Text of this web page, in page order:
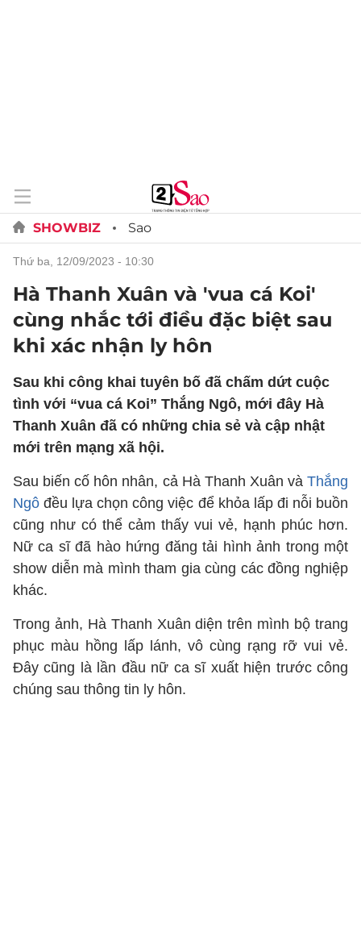
SHOWBIZ Sao
thứ ba, 12/09/2023 - 10:30
Hà Thanh Xuân và 'vua cá Koi'
cùng nhắc tới điều đặc biệt sau
khi xác nhận ly hôn
Sau khi công khai tuyên bố đã chấm dứt cuộc
tình với “vua cá Koi” Thắng Ngô, mới đây Hà
Thanh Xuân đã có những chia sẻ và cập nhật
mới trên mạng xã hội.
Sau biến cố hôn nhân, cả Hà Thanh Xuân và Thắng
Ngô đều lựa chọn công việc để khỏa lấp đi nỗi buồn
cũng như có thể cảm thấy vui vẻ, hạnh phúc hơn.
Nữ ca sĩ đã hào hứng đăng tải hình ảnh trong một
show diễn mà mình tham gia cùng các đồng nghiệp
khác.
Trong ảnh, Hà Thanh Xuân diện trên mình bộ trang
phục màu hồng lấp lánh, vô cùng rạng rỡ vui vẻ.
Đây cũng là lần đầu nữ ca sĩ xuất hiện trước công
chúng sau thông tin ly hôn.